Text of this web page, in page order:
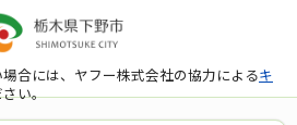
合には、ヤフー株式会社の協力によるキ
い。